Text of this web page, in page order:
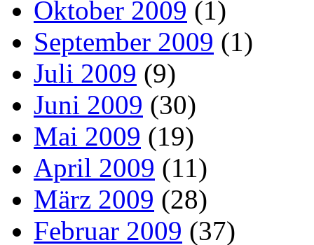
Oktober 2009 (1)
September 2009 (1)
Juli 2009 (9)
Juni 2009 (30)
Mai 2009 (19)
April 2009 (11)
März 2009 (28)
Februar 2009 (37)